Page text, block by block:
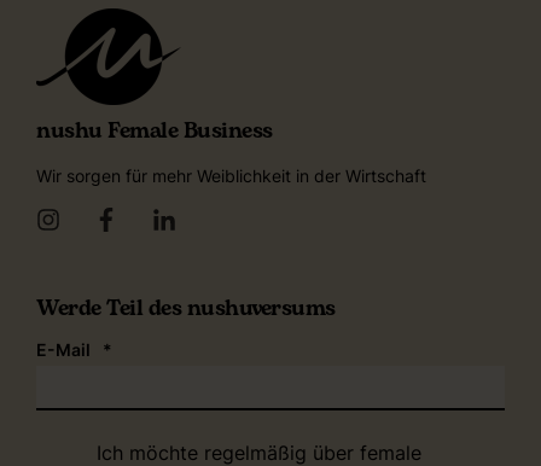
nushu Female Business
Wir sorgen für mehr Weiblichkeit in der Wirtschaft
Werde Teil des nushuversums
E-Mail *
Ich möchte regelmäßig über female